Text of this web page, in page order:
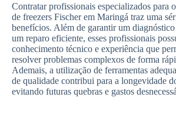
Contratar profissionais especializados para
de freezers Fischer em Maringá traz uma
benefícios. Além de garantir um
um reparo eficiente, esses profissionais
conhecimento técnico e experiência que
resolver problemas complexos de forma
Ademais, a utilização de ferramentas
de qualidade contribui para a longevidade
evitando futuras quebras e gastos